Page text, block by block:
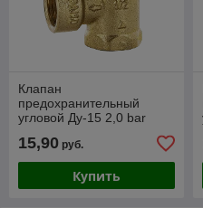
Клапан
предохранительный
угловой Ду-15 2,0 bar
15,90 руб.
Купить